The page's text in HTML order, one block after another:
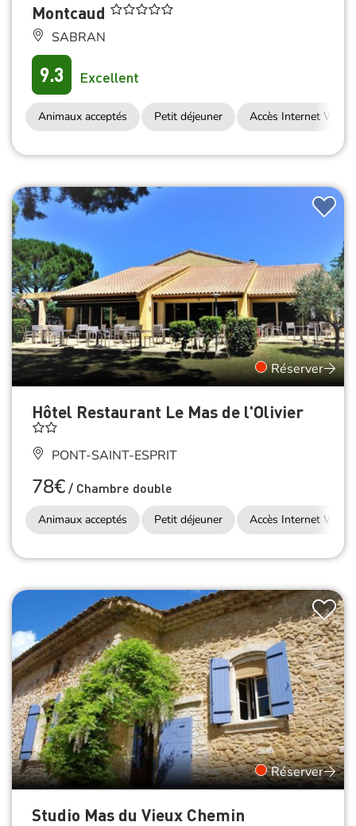
Montcaud
SABRAN
9.3 Excellent
Animaux acceptés Petit déjeuner Accès Internet Wifi
Réserver
Hôtel Restaurant Le Mas de l'Olivier
PONT-SAINT-ESPRIT
78€/ Chambre double
Animaux acceptés Petit déjeuner Accès Internet Wifi
Réserver
Studio Mas du Vieux Chemin